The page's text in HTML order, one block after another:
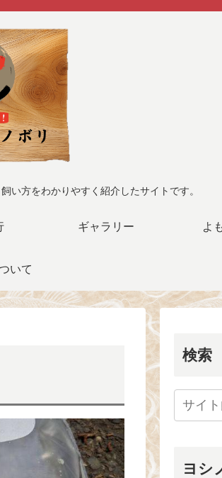
い方をわかりやすく紹介したサイトです。
ギャラリー よ
いて
検索
ヨシ